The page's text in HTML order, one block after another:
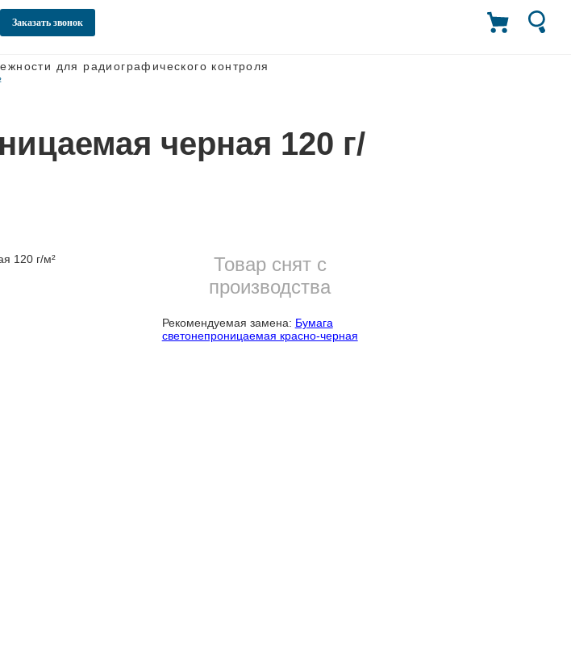
Заказать звонок
для радиографического контроля
черная 120 г/
Товар снят с
производства
Рекомендуемая замена: Бумага
светонепроницаемая красно-черная